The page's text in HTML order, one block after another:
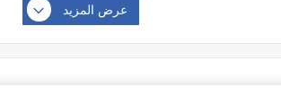
عرض المزيد